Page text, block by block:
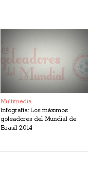
Multimedia
Infografía: Los máximos
goleadores del Mundial de
Brasil 2014